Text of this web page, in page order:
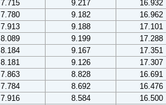
7.715 9.217
16.932
7.780 9.182
16.962
7.913 9.188
17.101
8.089 9.199
17.288
8.184 9.167
17.351
8.181 9.126
17.307
7.863 8.828
16.691
7.784 8.692
16.476
7.916 8.584
16.500